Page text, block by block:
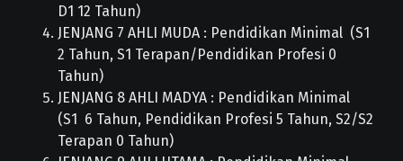
D1 12 Tahun)
JENJANG 7 AHLI MUDA : Pendidikan Minimal (S1
2 Tahun, S1 Terapan/Pendidikan Profesi 0
Tahun)
JENJANG 8 AHLI MADYA : Pendidikan Minimal
(S1 6 Tahun, Pendidikan Profesi 5 Tahun, S2/S2
Terapan 0 Tahun)